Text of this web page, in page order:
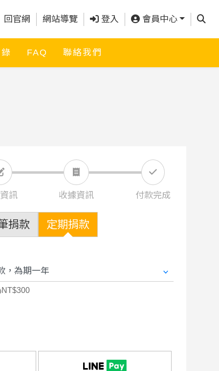
回官網 網站導覽 登入 會員中心 查詢
FAQ 聯絡我們
訊 收據資訊 付款完成
捐款 定期捐款
NT$300